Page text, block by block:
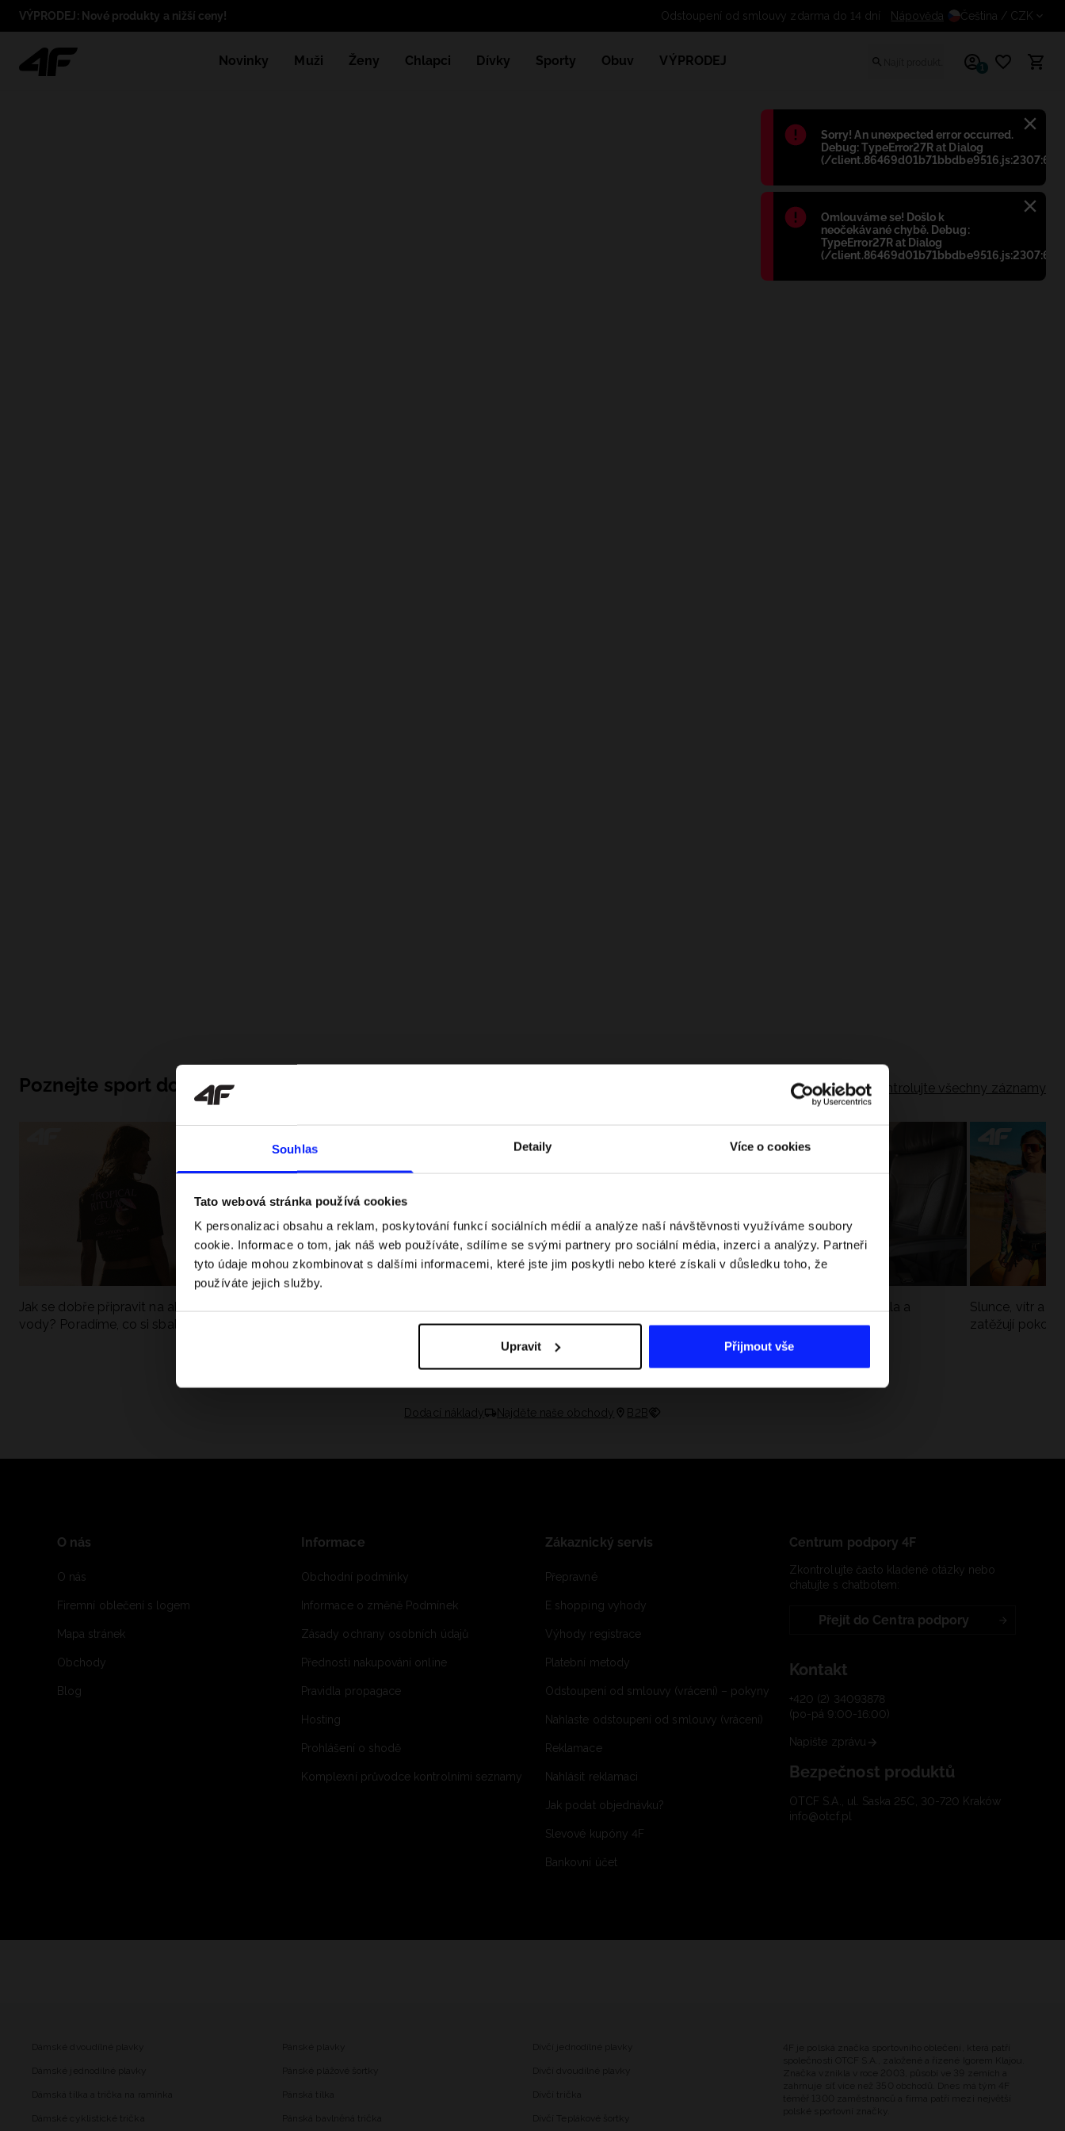
Souhlas Detaily Více o cookies
Tato webová stránka používá cookies
K personalizaci obsahu a reklam, poskytování funkcí sociálních médií a analýze naší návštěvnosti využíváme soubory
cookie. Informace o tom, jak náš web používáte, sdílíme se svými partnery pro sociální média, inzerci a analýzy. Partneři
tyto údaje mohou zkombinovat s dalšími informacemi, které jste jim poskytli nebo které získali v důsledku toho, že
používáte jejich služby.
Upravit Přijmout vše
Błąd:
Sorry! An unexpected error occurred.
Debug: TypeError27R at Dialog
(/
Błąd:
Omlouváme se! Došlo k
neočekávané chybě. Debug:
TypeError27R at Dialog
(/
VÝPRODEJ: Nové produkty a nižší ceny! Odstoupení od smlouvy zdarma do 14 dní
Nápověda Čeština / CZK
Novinky Muži Ženy Chlapci Dívky Sporty Obuv VÝPRODEJ 1
Poznejte sport do hloubky Zkontrolujte všechny záznamy
Jak se dobře připravit na aktivní den u
vody? Poradíme, co si sbalit
kategorie? Kompletní průvodce
závodů, rekordy a nejlepší jezdci F1
Jak si sbalit batoh do letadla a
nepřekročit limity?
Slunce, vítr a
zatěžují
Dodací náklady Najděte naše obchody B2B
O nás
O nás
Firemní oblečení s logem
Mapa stránek
Obchody
Blog
Informace
Obchodní podmínky
Informace o změně Podmínek
Zásady ochrany osobních údajů
Přednosti nakupování online
Pravidla propagace
Hosting
Prohlášení o shodě
Komplexní průvodce kontrolními seznamy
Zákaznický servis
Přepravné
E shopping vyhody
Výhody registrace
Platební metody
Odstoupení od smlouvy (vrácení) – pokyny
Nahlaste odstoupení od smlouvy (vrácení)
Reklamace
Nahlásit reklamaci
Jak podat objednávku?
Slevové kupóny 4F
Bankovní účet
Centrum podpory 4F
Zkontrolujte často kladené otázky nebo
chatujte s chatbotem:
Přejít do Centra podpory
Kontakt
+420 (2) 34093878
(po-pá 9:00-16:00)
Napište zprávu
Bezpečnost produktů
OTCF S.A., ul. Saska 25C, 30-720 Kraków
info@otcf.pl